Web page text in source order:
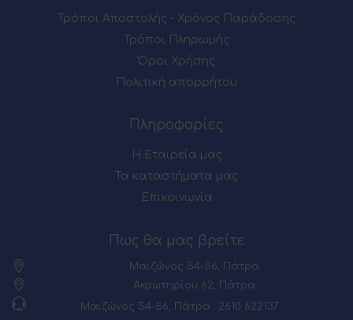
Τρόποι Αποστολής - Χρόνος Παράδοσης
Τρόποι Πληρωμής
Όροι Χρήσης
Πολιτική απορρήτου
Πληροφορίες
Η Εταιρεία μας
Τα καταστήματα μας
Επικοινωνία
Πως θα μας βρείτε
Μαιζώνος 54-56, Πάτρα
Ακρωτηρίου 62, Πάτρα
Μαιζώνος 54-56, Πάτρα : 2610 622137